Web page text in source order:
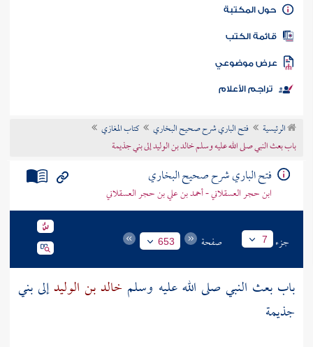
كتاب الأمة
المكتبة
الكتب
موضوعي
تراجم الأعلام
الرئيسية فتح الباري شرح صحيح البخاري
كتاب المغازي
باب بعث النبي صلى الله عليه وسلم خالد بن الوليد إلى بني جذيمة
فتح الباري شرح صحيح البخاري
ابن حجر العسقلاني - أحمد بن علي بن حجر العسقلاني
جزء 7 صفحة 653
باب بعث النبي صلى الله عليه وسلم خالد بن الوليدإلىبني
جذيمة